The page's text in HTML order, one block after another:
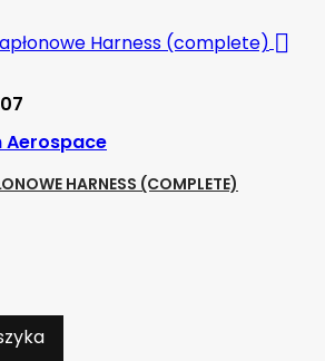

Aerospace
HARNESS (COMPLETE)